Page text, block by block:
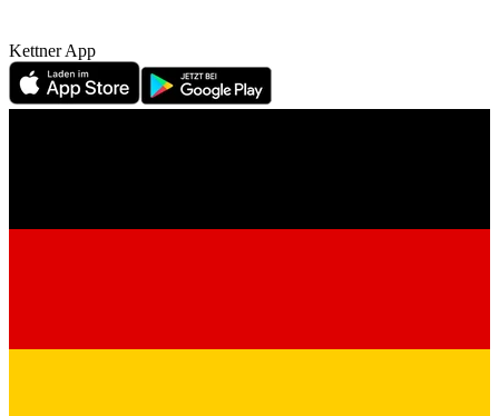
Kettner App